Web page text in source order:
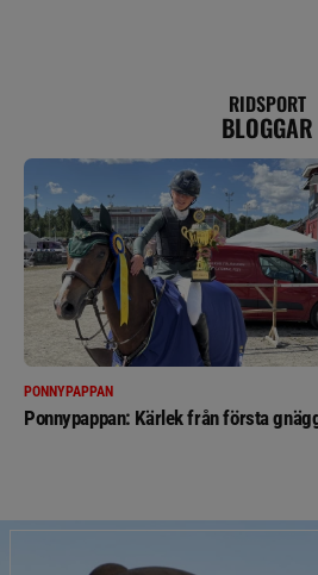
RIDSPORT
BLOGGAR
PONNYPAPPAN
Ponnypappan: Kärlek från första